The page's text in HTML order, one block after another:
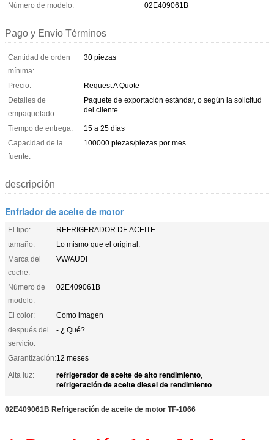
Número de modelo:
02E409061B
Pago y Envío Términos
Cantidad de orden
mínima:
30 piezas
Precio:
Request A Quote
Detalles de
empaquetado:
Paquete de exportación estándar, o según la solicitud
del cliente.
Tiempo de entrega:
15 a 25 días
Capacidad de la
fuente:
100000 piezas/piezas por mes
descripción
Enfriador de aceite de motor
El tipo:
REFRIGERADOR DE ACEITE
tamaño:
Lo mismo que el original.
Marca del
coche:
VW/AUDI
Número de
modelo:
02E409061B
El color:
Como imagen
después del
servicio:
- ¿ Qué?
Garantización:12 meses
Alta luz:
refrigerador de aceite de alto rendimiento,
refrigeración de aceite diesel de rendimiento
02E409061B Refrigeración de aceite de motor TF-1066